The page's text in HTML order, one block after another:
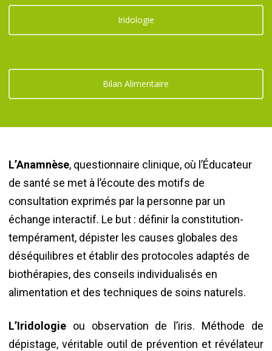
Iridologie
Bilan Alimentaire
L’Anamnèse, questionnaire clinique, où l’Éducateur
de santé se met à l’écoute des motifs de
consultation exprimés par la personne par un
échange interactif. Le but : définir la constitution-
tempérament, dépister les causes globales des
déséquilibres et établir des protocoles adaptés de
biothérapies, des conseils individualisés en
alimentation et des techniques de soins naturels.
L’Iridologieou observation de l’iris. Méthode de
dépistage, véritable outil de prévention et révélateur